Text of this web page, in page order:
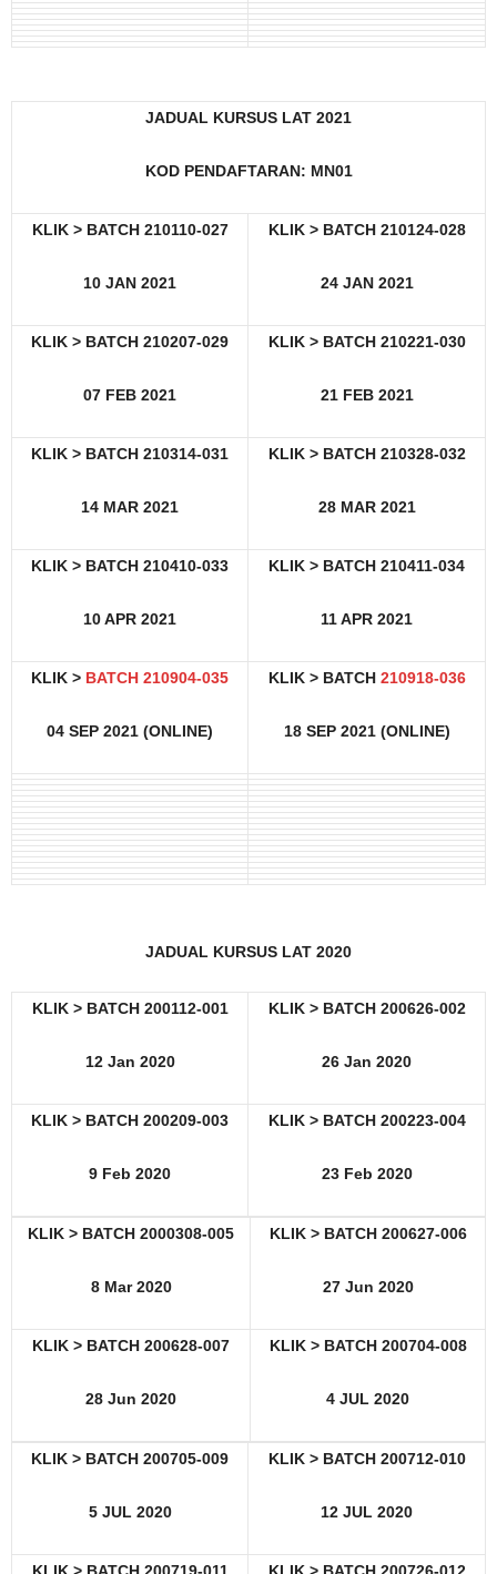
JADUAL KURSUS LAT 2021
KOD PENDAFTARAN: MN01
KLIK > BATCH 210110-027
10 JAN 2021
KLIK > BATCH 210124-028
24 JAN 2021
KLIK > BATCH 210207-029
07 FEB 2021
KLIK > BATCH 210221-030
21 FEB 2021
KLIK > BATCH 210314-031
14 MAR 2021
KLIK > BATCH 210328-032
28 MAR 2021
KLIK > BATCH 210410-033
10 APR 2021
KLIK > BATCH 210411-034
11 APR 2021
KLIK > BATCH 210904-035
04 SEP 2021 (ONLINE)
KLIK > BATCH 210918-036
18 SEP 2021 (ONLINE)
JADUAL KURSUS LAT 2020
KLIK > BATCH 200112-001
12 Jan 2020
KLIK > BATCH 200626-002
26 Jan 2020
KLIK > BATCH 200209-003
9 Feb 2020
KLIK > BATCH 200223-004
23 Feb 2020
KLIK > BATCH 2000308-005
8 Mar 2020
KLIK > BATCH 200627-006
27 Jun 2020
KLIK > BATCH 200628-007
28 Jun 2020
KLIK > BATCH 200704-008
4 JUL 2020
KLIK > BATCH 200705-009
5 JUL 2020
KLIK > BATCH 200712-010
12 JUL 2020